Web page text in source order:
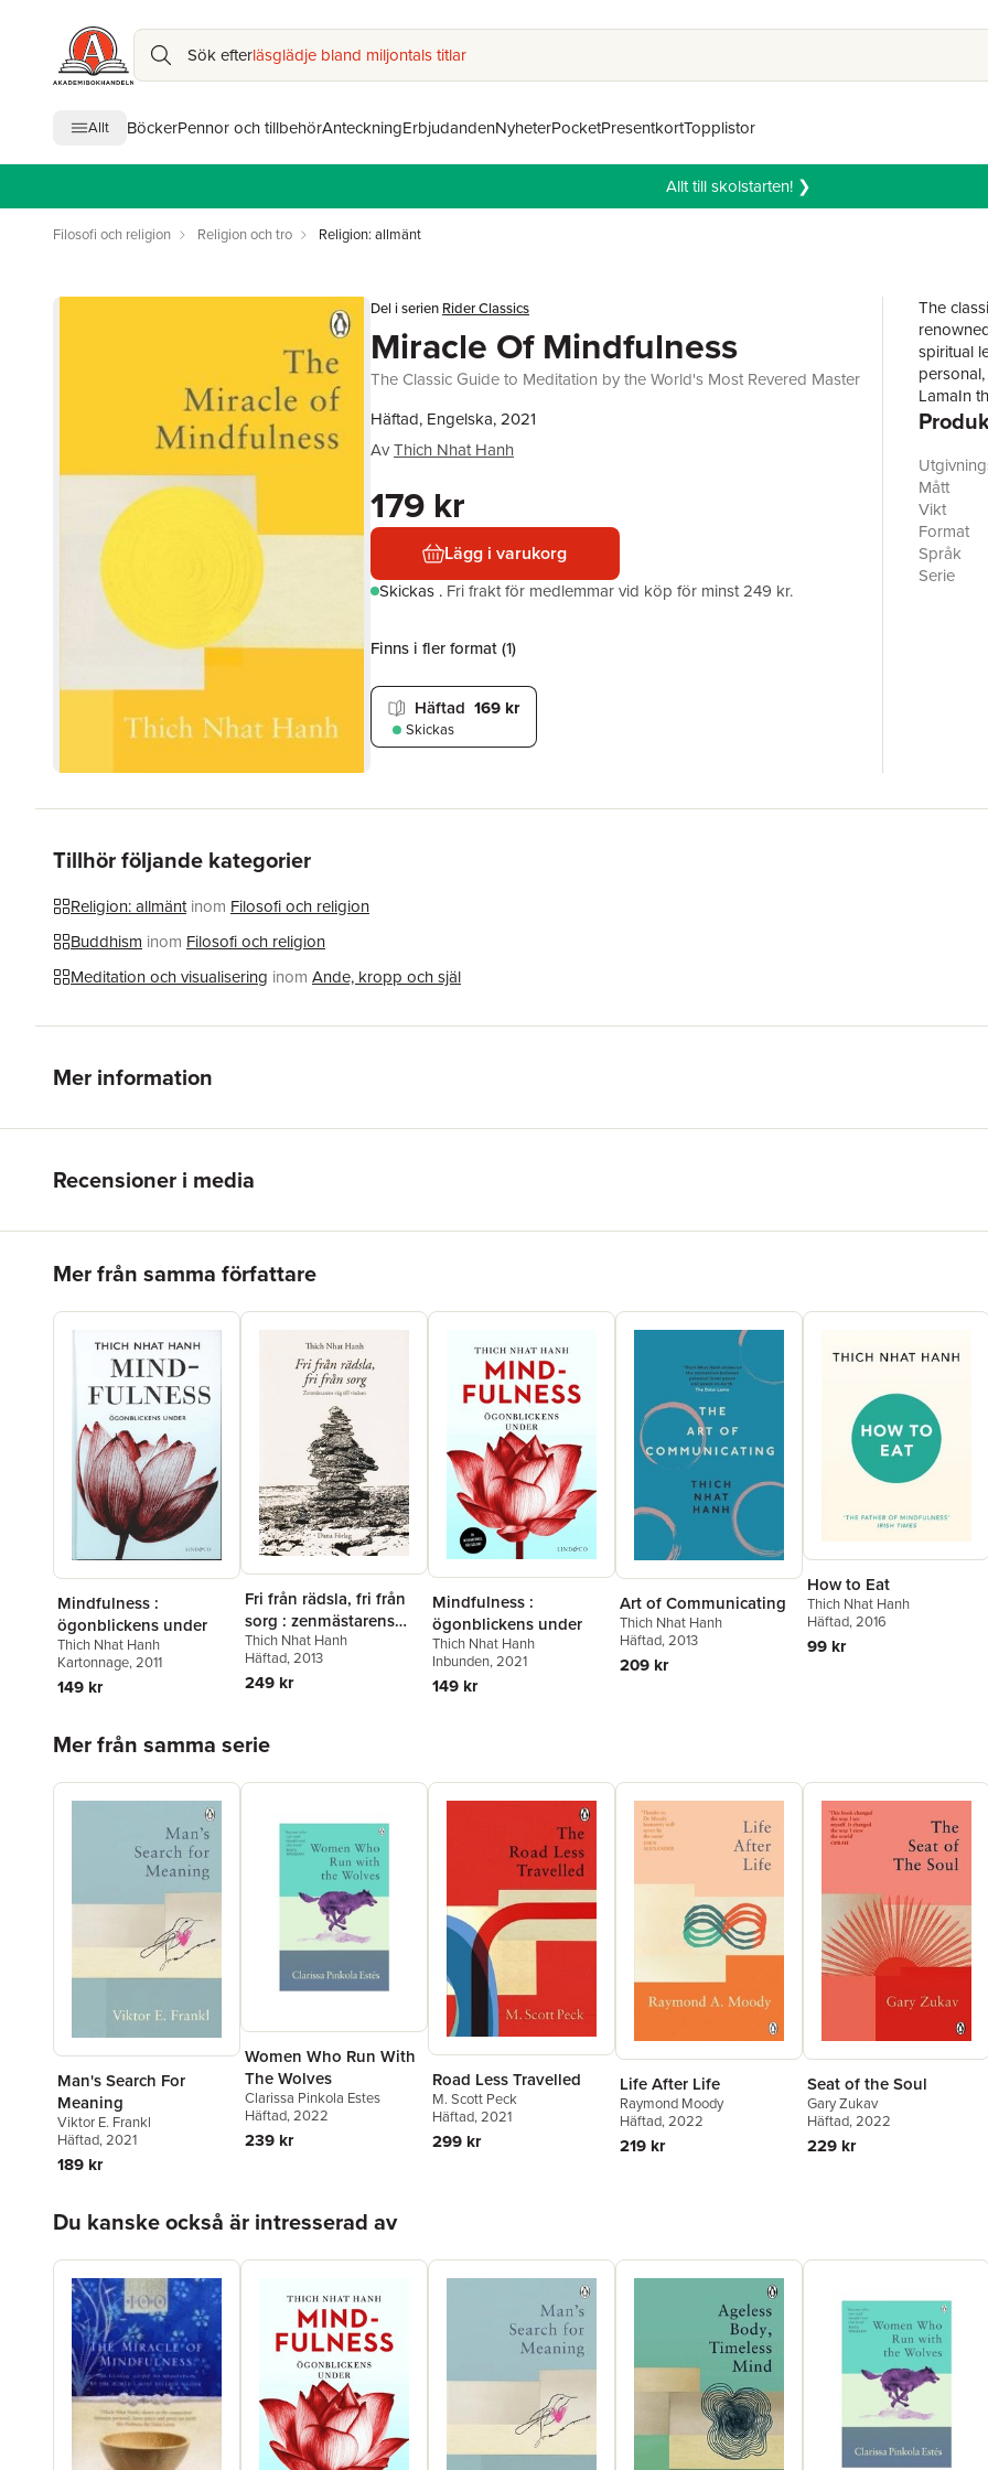
Sök efterläsglädje bland miljontals titlar
Allt BöckerPennor och tillbehörAnteckningErbjudandenNyheterPocketPresentkortTopplistor
Allt till skolstarten! ❯
Filosofi och religion Religion och tro Religion: allmänt
Del i serien Rider Classics
Miracle Of Mindfulness
The Classic Guide to Meditation by the World's Most Revered Master
Häftad, Engelska, 2021
AvThich Nhat Hanh
179 kr
Lägg i varukorg
Skickas . Fri frakt för medlemmar vid köp för minst 249 kr.
Finns i fler format (1)
Häftad 169 kr
Skickas
The
spiritual
LamaIn
nominee
Miracle
know
in the
drinking
Mått
Vikt
Format
Språk
Serie
Tillhör följande kategorier
Religion: allmänt inom Filosofi och religion
Buddhism inom Filosofi och religion
Meditation och visualisering inom Ande, kropp och själ
Mer information
Recensioner i media
Mer från samma författare
Mindfulness :
ögonblickens under
Thich Nhat Hanh
Kartonnage, 2011
149 kr
Fri från rädsla, fri från
sorg : zenmästarens
väg till visdom
Thich Nhat Hanh
Häftad, 2013
249 kr
Mindfulness :
ögonblickens under
Thich Nhat Hanh
Inbunden, 2021
149 kr
Art of Communicating
Thich Nhat Hanh
Häftad, 2013
209 kr
How to Eat
Thich Nhat Hanh
Häftad, 2016
99 kr
Mer från samma serie
Man's Search For
Meaning
Viktor E. Frankl
Häftad, 2021
189 kr
Women Who Run With
The Wolves
Clarissa Pinkola Estes
Häftad, 2022
239 kr
Road Less Travelled
M. Scott Peck
Häftad, 2021
299 kr
Life After Life
Raymond Moody
Häftad, 2022
219 kr
Seat of the Soul
Gary Zukav
Häftad, 2022
229 kr
Du kanske också är intresserad av